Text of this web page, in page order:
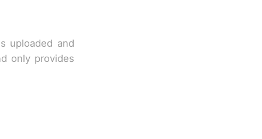
uploaded and
only provides